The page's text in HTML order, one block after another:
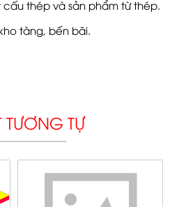
thép và sản phẩm từ thép.
tàng, bến bãi.
TƯƠNG TỰ